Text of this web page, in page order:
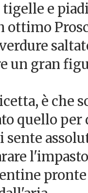
e
ottimo
un gran
è che
quello
sente